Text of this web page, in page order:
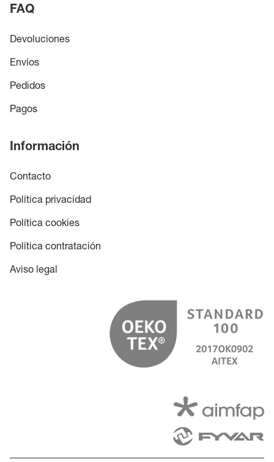
FAQ
Devoluciones
Envíos
Pedidos
Pagos
Información
Contacto
Política privacidad
Política cookies
Política contratación
Aviso legal